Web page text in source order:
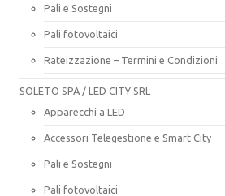
Pali e Sostegni
Pali fotovoltaici
Rateizzazione – Termini e Condizioni
SOLETO SPA / LED CITY SRL
Apparecchi a LED
Accessori Telegestione e Smart City
Pali e Sostegni
Pali fotovoltaici